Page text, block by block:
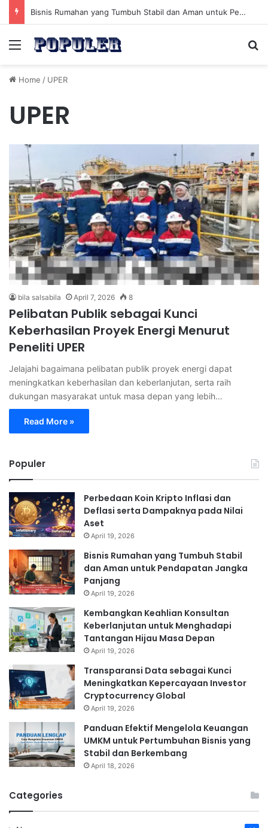
Bisnis Rumahan yang Tumbuh Stabil dan Aman untuk Pendapatan Jangka Panjang
Menu
Home / UPER
UPER
bila salsabila April 7, 2026 8
Pelibatan Publik sebagai Kunci
Keberhasilan Proyek Energi Menurut
Peneliti UPER
Jelajahi bagaimana pelibatan publik proyek energi dapat
meningkatkan keberhasilan dan keberlanjutan, serta raih
dukungan masyarakat untuk masa depan yang lebih…
Read More »
Populer
Perbedaan Koin Kripto Inflasi dan
Deflasi serta Dampaknya pada Nilai
Aset
April 19, 2026
Bisnis Rumahan yang Tumbuh Stabil
dan Aman untuk Pendapatan Jangka
Panjang
April 19, 2026
Kembangkan Keahlian Konsultan
Keberlanjutan untuk Menghadapi
Tantangan Hijau Masa Depan
April 19, 2026
Transparansi Data sebagai Kunci
Meningkatkan Kepercayaan Investor
Cryptocurrency Global
April 19, 2026
Panduan Efektif Mengelola Keuangan
UMKM untuk Pertumbuhan Bisnis yang
Stabil dan Berkembang
April 18, 2026
Categories